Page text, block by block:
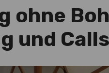
ohne
und Calls